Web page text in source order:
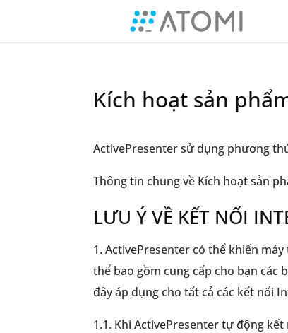
Kích hoạt sản
ActivePresenter sử dụng phương
Thông tin chung về Kích hoạt sản
LƯU Ý VỀ KẾT NỐI
1. ActivePresenter có thể khiến
thể bao gồm cung cấp cho bạn các
đây áp dụng cho tất cả các kết nối
1.1. Khi ActivePresenter tự động